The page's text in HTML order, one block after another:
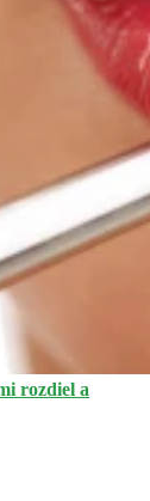
rozdiel a